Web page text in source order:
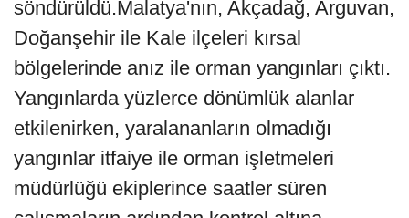
söndürüldü.Malatya'nın, Akçadağ, Arguvan,
Doğanşehir ile Kale ilçeleri kırsal
bölgelerinde anız ile orman yangınları çıktı.
Yangınlarda yüzlerce dönümlük alanlar
etkilenirken, yaralananların olmadığı
yangınlar itfaiye ile orman işletmeleri
müdürlüğü ekiplerince saatler süren